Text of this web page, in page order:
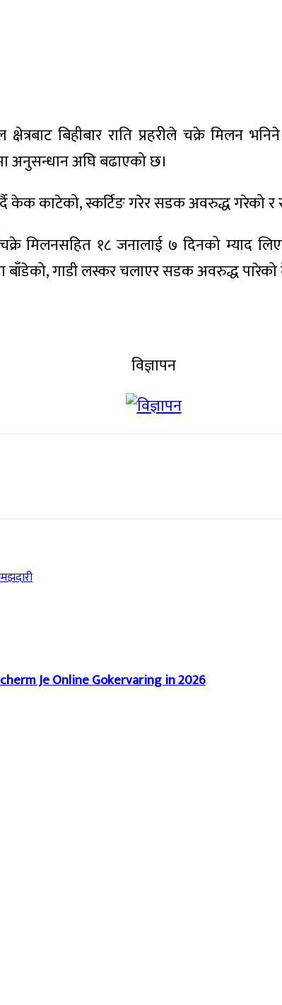
क्षेत्रबाट बिहीबार राति प्रहरीले चक्रे मिलन
अनुसन्धान अघि बढाएको छ।
केक काटेको, स्कर्टिङ गरेर सडक अवरुद्ध गरेको
मिलनसहित १८ जनालाई ७ दिनको म्याद
गाडी लस्कर चलाएर सडक अवरुद्ध पारेको
विज्ञापन
Je Online Gokervaring in 2026